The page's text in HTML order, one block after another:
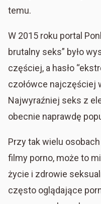
temu.
W 2015 roku portal
brutalny seks” było
częściej, a hasło
czołówce najczęściej
Najwyraźniej seks z
obecnie naprawdę
Przy tak wielu
filmy porno, może to
życie i zdrowie
często oglądające